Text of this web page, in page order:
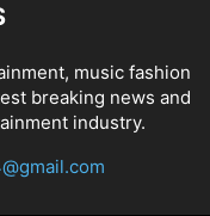
music fashion
breaking news and
industry.